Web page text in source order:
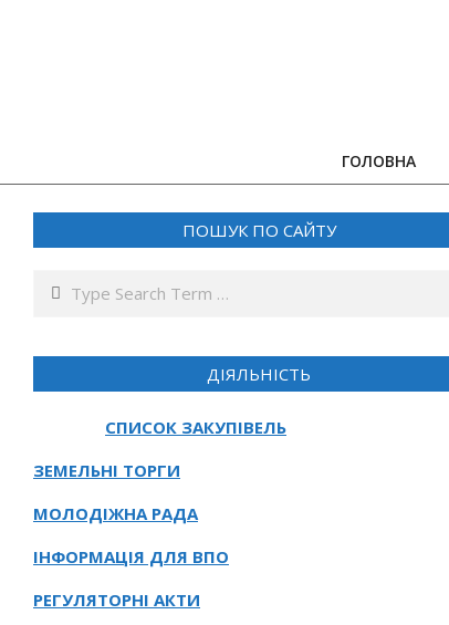
ГОЛОВНА
ПОШУК ПО САЙТУ
Search
ДІЯЛЬНІСТЬ
СПИСОК ЗАКУПІВЕЛЬ
ЗЕМЕЛЬНІ ТОРГИ
МОЛОДІЖНА РАДА
ІНФОРМАЦІЯ ДЛЯ ВПО
РЕГУЛЯТОРНІ АКТИ